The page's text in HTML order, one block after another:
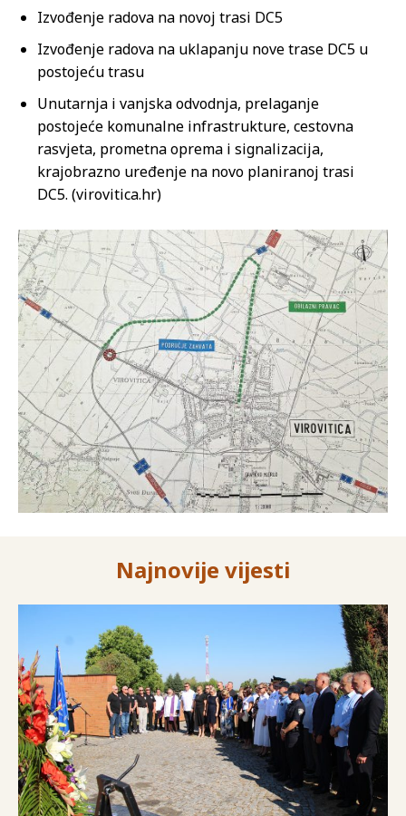
Izvođenje radova na novoj trasi DC5
Izvođenje radova na uklapanju nove trase DC5 u
postojeću trasu
Unutarnja i vanjska odvodnja, prelaganje
postojeće komunalne infrastrukture, cestovna
rasvjeta, prometna oprema i signalizacija,
krajobrazno uređenje na novo planiranoj trasi
DC5. (virovitica.hr)
Najnovije vijesti